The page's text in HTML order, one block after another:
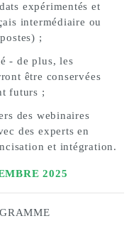
expérimentés et
intermédiaire ou
;
- de plus, les
être conservées
futurs ;
des webinaires
des experts en
et intégration.
2025